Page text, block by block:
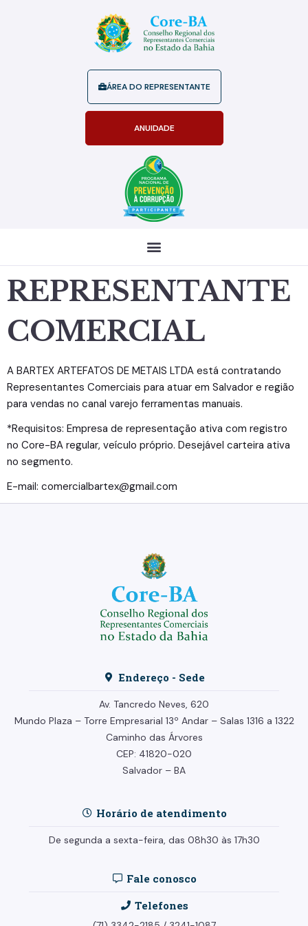
ÁREA DO REPRESENTANTE
ANUIDADE
REPRESENTANTE
COMERCIAL
A BARTEX ARTEFATOS DE METAIS LTDA está contratando
Representantes Comerciais para atuar em Salvador e região
para vendas no canal varejo ferramentas manuais.
*Requisitos: Empresa de representação ativa com registro
no Core-BA regular, veículo próprio. Desejável carteira ativa
no segmento.
E-mail: comercialbartex@gmail.com
Endereço - Sede
Av. Tancredo Neves, 620
Mundo Plaza – Torre Empresarial 13º Andar – Salas 1316 a 1322
Caminho das Árvores
CEP: 41820-020
Salvador – BA
Horário de atendimento
De segunda a sexta-feira, das 08h30 às 17h30
Fale conosco
Telefones